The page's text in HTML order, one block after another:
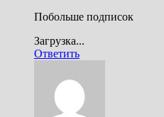
Побольше подписок
Загрузка...
Ответить